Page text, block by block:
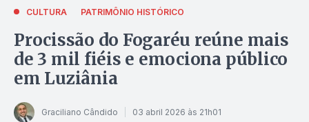
CULTURA PATRIMÔNIO HISTÓRICO
Procissão do Fogaréu reúne mais
de 3 mil fiéis e emociona público
em Luziânia
Graciliano Cândido 03 abril 2026 às 21h01